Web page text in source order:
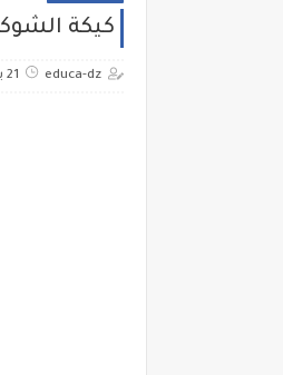
كيكة
educa-dz 21 يناير 2025